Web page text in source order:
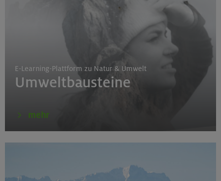
E-Learning-Plattform zu Natur & Umwelt
Umweltbausteine
mehr